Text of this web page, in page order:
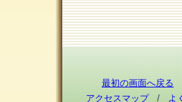
最初の画面へ戻る
アクセスマップ/ よ